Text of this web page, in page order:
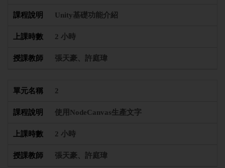
Unity基礎功能介紹
2 小時
張天豪、許庭瑋
2
使用NodeCanvas生產文字
2 小時
張天豪、許庭瑋